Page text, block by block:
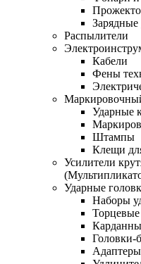
Зарядные
Распылители
Кабели
Фены
Ударные
Штампы
Клещи
Усилители
Ударные
Наборы
Головки-